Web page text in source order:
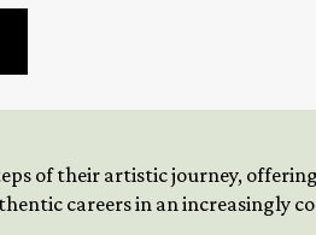
of their artistic journey,
careers in an increasingly